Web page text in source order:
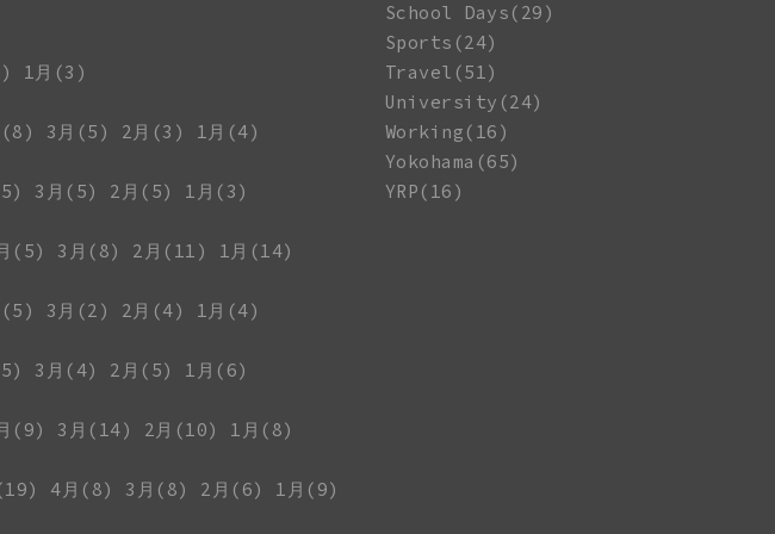
1月(3)
(8) 3月(5) 2月(3)
1月(4)
3月(5) 2月(5)
1月(3)
(5) 3月(8) 2月(11)
1月(14)
(5) 3月(2) 2月(4)
1月(4)
3月(4) 2月(5)
1月(6)
(9) 3月(14) 2月(10)
1月(8)
4月(8) 3月(8) 2月(6)
1月(9)
School Days(29)
Sports(24)
Travel(51)
University(24)
Working(16)
Yokohama(65)
YRP(16)